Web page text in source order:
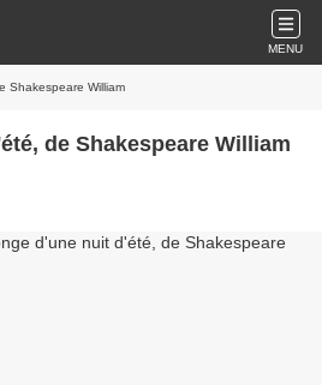
MENU
Shakespeare William
de Shakespeare William